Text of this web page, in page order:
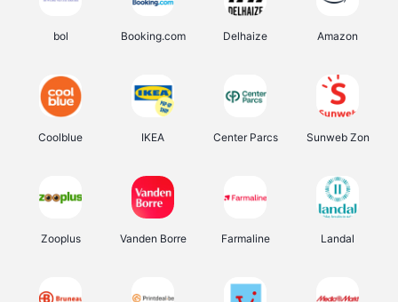
bol Booking.com Delhaize Amazon
Coolblue IKEA Center Parcs Sunweb Zon
Zooplus Vanden Borre Farmaline Landal